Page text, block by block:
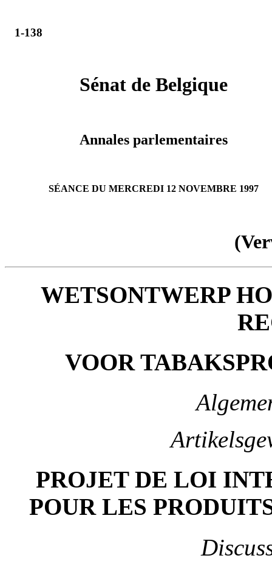
1-138
Sénat de Belgique
Annales parlementaires
SÉANCE DU MERCREDI 12 NOVEMBRE 1997
WETSONTWERP
VOOR
PROJET DE LOI
POUR LES